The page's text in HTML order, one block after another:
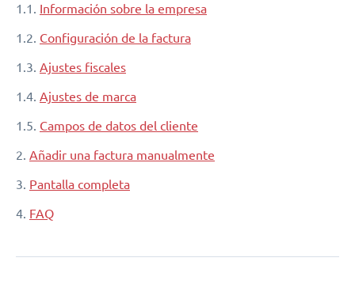
1.1. Información sobre la empresa
1.2. Configuración de la factura
1.3. Ajustes fiscales
1.4. Ajustes de marca
1.5. Campos de datos del cliente
2. Añadir una factura manualmente
3. Pantalla completa
4. FAQ